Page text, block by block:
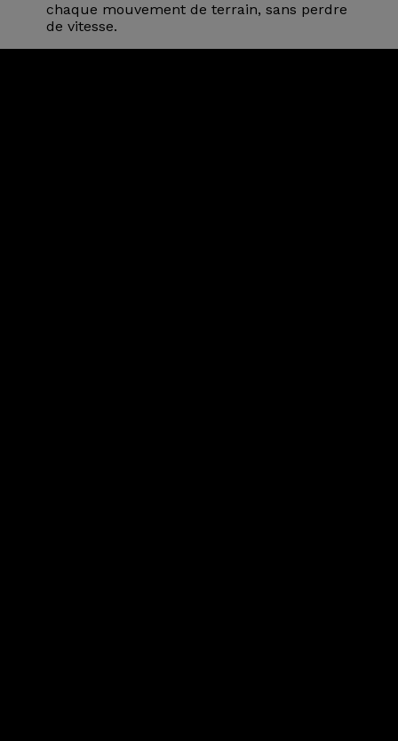
chaque mouvement de terrain, sans perdre
de vitesse.